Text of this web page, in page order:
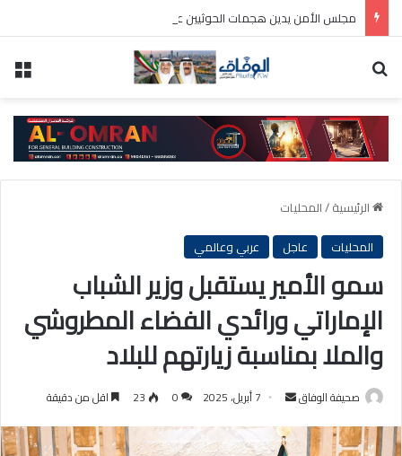
مجلس الأمن يدين هجمات الحوثيين على السعودية والسفن التجارية
الرئيسية/المحليات
المحليات
عاجل عربي وعالمي
سمو الأمير يستقبل وزير الشباب
الإماراتي ورائدي الفضاء المطروشي
والملا بمناسبة زيارتهم للبلاد
صحيفة الوفاق
أرسل
إلكترونيا
7 أبريل، 2025 0
23 اقل من دقيقة